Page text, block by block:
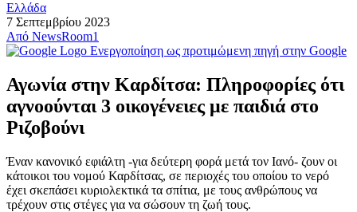
Ελλάδα
7 Σεπτεμβρίου 2023
Από NewsRoom1
Ενεργοποίηση ως προτιμώμενη πηγή στην Google
Αγωνία στην Καρδίτσα: Πληροφορίες ότι
αγνοούνται 3 οικογένειες με παιδιά στο
Ριζοβούνι
Έναν κανονικό εφιάλτη -για δεύτερη φορά μετά τον Ιανό- ζουν οι
κάτοικοι του νομού Καρδίτσας, σε περιοχές του οποίου το νερό
έχει σκεπάσει κυριολεκτικά τα σπίτια, με τους ανθρώπους να
τρέχουν στις στέγες για να σώσουν τη ζωή τους.